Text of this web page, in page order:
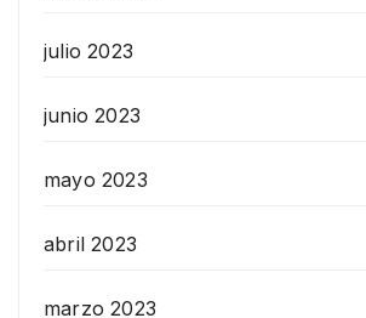
julio 2023
junio 2023
mayo 2023
abril 2023
marzo 2023